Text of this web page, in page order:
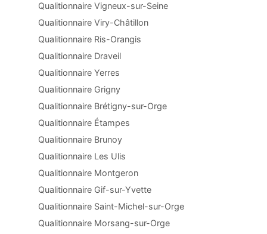
Qualitionnaire Vigneux-sur-Seine
Qualitionnaire Viry-Châtillon
Qualitionnaire Ris-Orangis
Qualitionnaire Draveil
Qualitionnaire Yerres
Qualitionnaire Grigny
Qualitionnaire Brétigny-sur-Orge
Qualitionnaire Étampes
Qualitionnaire Brunoy
Qualitionnaire Les Ulis
Qualitionnaire Montgeron
Qualitionnaire Gif-sur-Yvette
Qualitionnaire Saint-Michel-sur-Orge
Qualitionnaire Morsang-sur-Orge